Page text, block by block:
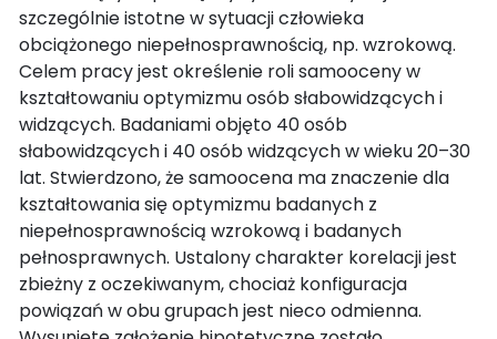
szczególnie istotne w sytuacji człowieka
obciążonego niepełnosprawnością, np. wzrokową.
Celem pracy jest określenie roli samooceny w
kształtowaniu optymizmu osób słabowidzących i
widzących. Badaniami objęto 40 osób
słabowidzących i 40 osób widzących w wieku 20–30
lat. Stwierdzono, że samoocena ma znaczenie dla
kształtowania się optymizmu badanych z
niepełnosprawnością wzrokową i badanych
pełnosprawnych. Ustalony charakter korelacji jest
zbieżny z oczekiwanym, chociaż konfiguracja
powiązań w obu grupach jest nieco odmienna.